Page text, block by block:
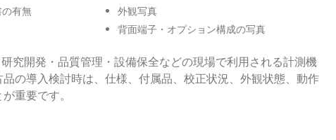
有無
外観写真
背面端子・オプション構成の写真
究開発・品質管理・設備保全などの現場で利用される計測機
の導入検討時は、仕様、付属品、校正状況、外観状態、動作
重要です。